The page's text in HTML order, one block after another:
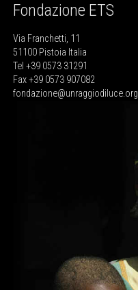
Fondazione ETS
Via Franchetti, 11
51100 Pistoia Italia
Tel +39 0573 31291
Fax +39 0573 907082
fondazione@unraggiodiluce.org